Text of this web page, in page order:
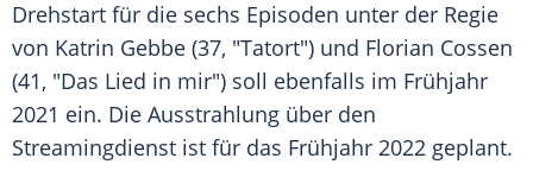
Drehstart für die sechs Episoden unter der Regie
von Katrin Gebbe (37, "Tatort") und Florian Cossen
(41, "Das Lied in mir") soll ebenfalls im Frühjahr
2021 ein. Die Ausstrahlung über den
Streamingdienst ist für das Frühjahr 2022 geplant.